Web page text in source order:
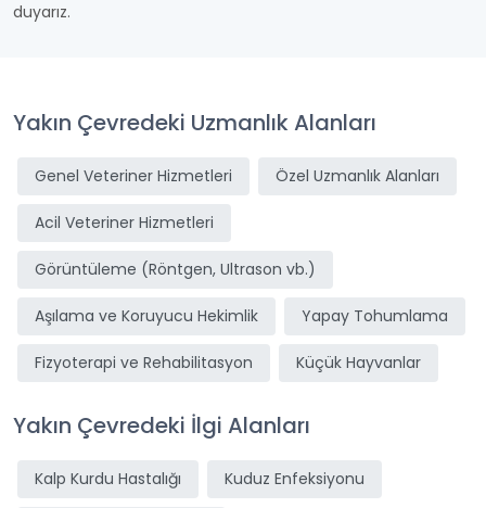
duyarız.
Yakın Çevredeki Uzmanlık Alanları
Genel Veteriner Hizmetleri Özel Uzmanlık Alanları
Acil Veteriner Hizmetleri
Görüntüleme (Röntgen, Ultrason vb.)
Aşılama ve Koruyucu Hekimlik Yapay Tohumlama
Fizyoterapi ve Rehabilitasyon Küçük Hayvanlar
Yakın Çevredeki İlgi Alanları
Kalp Kurdu Hastalığı Kuduz Enfeksiyonu